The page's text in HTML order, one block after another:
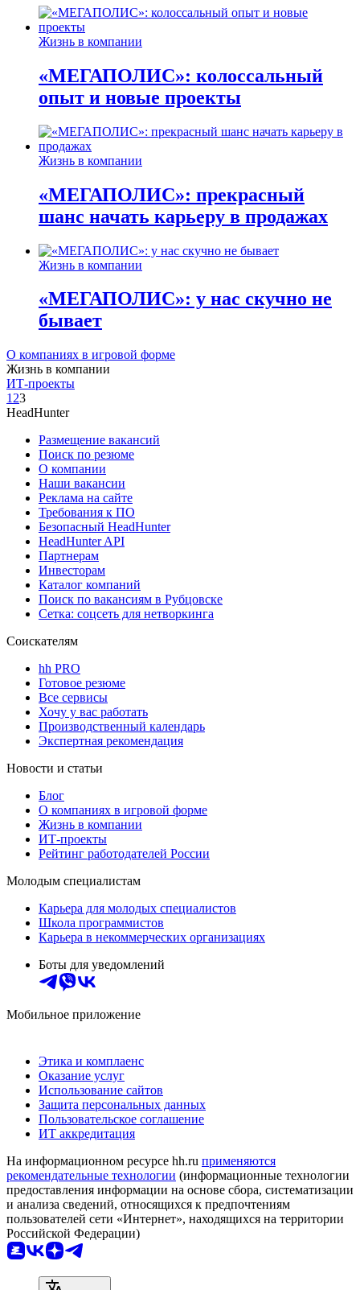
Жизнь в компании
«МЕГАПОЛИС»: колоссальный
опыт и новые проекты
Жизнь в компании
«МЕГАПОЛИС»: прекрасный
шанс начать карьеру в продажах
Жизнь в компании
«МЕГАПОЛИС»: у нас скучно не
бывает
О компаниях в игровой форме
Жизнь в компании
ИТ-проекты
1 23
HeadHunter
Размещение вакансий
Поиск по резюме
О компании
Наши вакансии
Реклама на сайте
Требования к ПО
Безопасный HeadHunter
HeadHunter API
Партнерам
Инвесторам
Каталог компаний
Поиск по вакансиям в Рубцовске
Сетка: соцсеть для нетворкинга
Соискателям
hh PRO
Готовое резюме
Все сервисы
Хочу у вас работать
Производственный календарь
Экспертная рекомендация
Новости и статьи
Блог
О компаниях в игровой форме
Жизнь в компании
ИТ-проекты
Рейтинг работодателей России
Молодым специалистам
Карьера для молодых специалистов
Школа программистов
Карьера в некоммерческих организациях
Боты для уведомлений
Мобильное приложение
Этика и комплаенс
Оказание услуг
Использование сайтов
Защита персональных данных
Пользовательское соглашение
ИТ аккредитация
На информационном ресурсе hh.ru применяются
рекомендательные технологии (информационные технологии
предоставления информации на основе сбора, систематизации
и анализа сведений, относящихся к предпочтениям
пользователей сети «Интернет», находящихся на территории
Российской Федерации)